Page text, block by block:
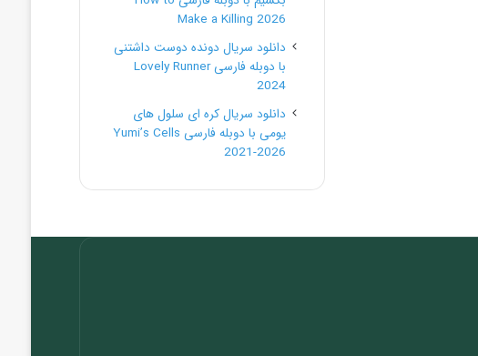
Make a Killing 2026
دانلود سریال دونده دوست داشتنی
با دوبله فارسی Lovely Runner
2024
دانلود سریال کره ای سلول های
یومی با دوبله فارسی Yumi’s Cells
2021-2026